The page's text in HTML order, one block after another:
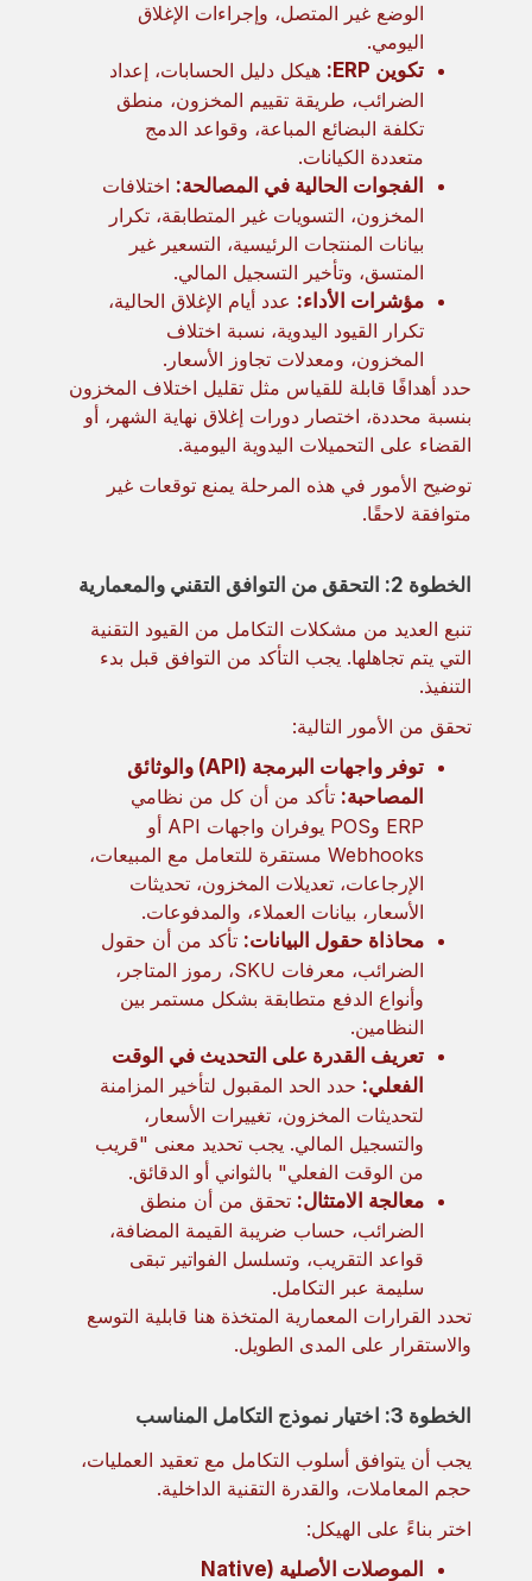
الوضع غير المتصل، وإجراءات الإغلاق
اليومي.
تكوين ERP:
هيكل دليل الحسابات، إعداد
الضرائب، طريقة تقييم المخزون، منطق
تكلفة البضائع المباعة، وقواعد الدمج
متعددة الكيانات.
الفجوات الحالية في المصالحة: اختلافات
المخزون، التسويات غير المتطابقة، تكرار
بيانات المنتجات الرئيسية، التسعير غير
المتسق، وتأخير التسجيل المالي.
مؤشرات الأداء: عدد أيام الإغلاق الحالية،
تكرار القيود اليدوية، نسبة اختلاف
المخزون، ومعدلات تجاوز الأسعار.
حدد أهدافًا قابلة للقياس مثل تقليل اختلاف المخزون
بنسبة محددة، اختصار دورات إغلاق نهاية الشهر، أو
القضاء على التحميلات اليدوية اليومية.
توضيح الأمور في هذه المرحلة يمنع توقعات غير
متوافقة لاحقًا.
الخطوة 2: التحقق من التوافق التقني والمعمارية
تنبع العديد من مشكلات التكامل من القيود التقنية
التي يتم تجاهلها. يجب التأكد من التوافق قبل بدء
التنفيذ.
تحقق من الأمور التالية:
توفر واجهات البرمجة (API) والوثائق
المصاحبة: تأكد من أن كل من نظامي
ERP وPOS يوفران واجهات API أو
Webhooks مستقرة للتعامل مع المبيعات،
الإرجاعات، تعديلات المخزون، تحديثات
الأسعار، بيانات العملاء، والمدفوعات.
محاذاة حقول البيانات: تأكد من أن حقول
الضرائب، معرفات SKU، رموز المتاجر،
وأنواع الدفع متطابقة بشكل مستمر بين
النظامين.
تعريف القدرة على التحديث في الوقت
الفعلي: حدد الحد المقبول لتأخير المزامنة
لتحديثات المخزون، تغييرات الأسعار،
والتسجيل المالي. يجب تحديد معنى "قريب
من الوقت الفعلي" بالثواني أو الدقائق.
معالجة الامتثال: تحقق من أن منطق
الضرائب، حساب ضريبة القيمة المضافة،
قواعد التقريب، وتسلسل الفواتير تبقى
سليمة عبر التكامل.
تحدد القرارات المعمارية المتخذة هنا قابلية التوسع
والاستقرار على المدى الطويل.
الخطوة 3: اختيار نموذج التكامل المناسب
يجب أن يتوافق أسلوب التكامل مع تعقيد العمليات،
حجم المعاملات، والقدرة التقنية الداخلية.
اختر بناءً على الهيكل:
الموصلات الأصلية (Native